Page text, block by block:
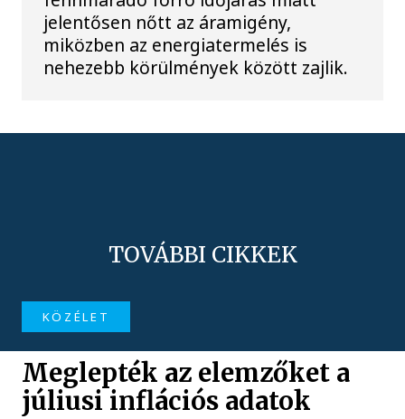
jelentősen nőtt az áramigény,
miközben az energiatermelés is
nehezebb körülmények között zajlik.
TOVÁBBI CIKKEK
KÖZÉLET
Meglepték az elemzőket a
júliusi inflációs adatok